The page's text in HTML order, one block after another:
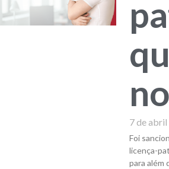
7 de
Foi
licença-
para além